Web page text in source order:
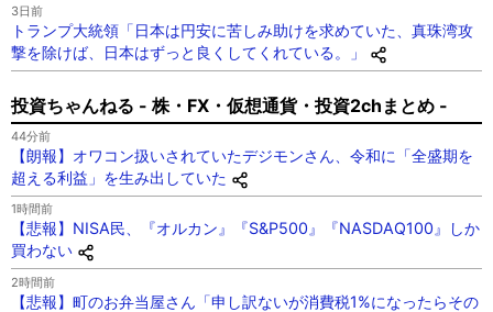
3日前
トランプ大統領「日本は円安に苦しみ助けを求めていた、真珠湾攻
撃を除けば、日本はずっと良くしてくれている。」
投資ちゃんねる - 株・FX・仮想通貨・投資2chまとめ -
44分前
【朗報】オワコン扱いされていたデジモンさん、令和に「全盛期を
超える利益」を生み出していた
1時間前
【悲報】NISA民、『オルカン』『S&P500』『NASDAQ100』しか
買わない
2時間前
【悲報】町のお弁当屋さん「申し訳ないが消費税1%になったらその